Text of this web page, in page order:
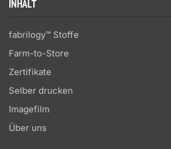
INHALT
fabrilogy™ Stoffe
Farm-to-Store
Zertifikate
Selber drucken
Imagefilm
Über uns